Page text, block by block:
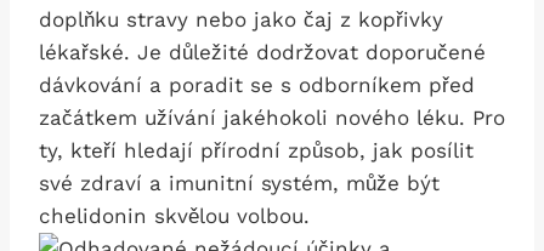
doplňku stravy nebo jako čaj ‍z kopřivky
lékařské. Je důležité dodržovat ⁢doporučené
dávkování a‍ poradit se s odborníkem před
začátkem užívání ‍jakéhokoli nového léku. Pro
ty, kteří hledají⁤ přírodní způsob, jak posílit
své zdraví a imunitní systém, může být
chelidonin​ skvělou volbou.